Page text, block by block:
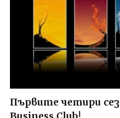
Първите четири